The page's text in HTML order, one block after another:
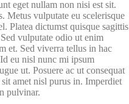
eget nullam non nisi est sit.
Metus vulputate eu scelerisque
Platea dictumst quisque sagittis
vulputate odio ut enim
et. Sed viverra tellus in hac
eu nisl nunc mi ipsum
ut. Posuere ac ut consequat
amet nisl purus in. Imperdiet
pulvinar.